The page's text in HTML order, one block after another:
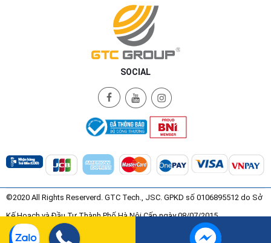
SOCIAL
©2020 All Rights Reserverd. GTC Tech., JSC. GPKD số 0106895512 do Sở
Kế Hoạch và Đầu Tư Thành Phố Hà Nội Cấp ngày 08/07/2015